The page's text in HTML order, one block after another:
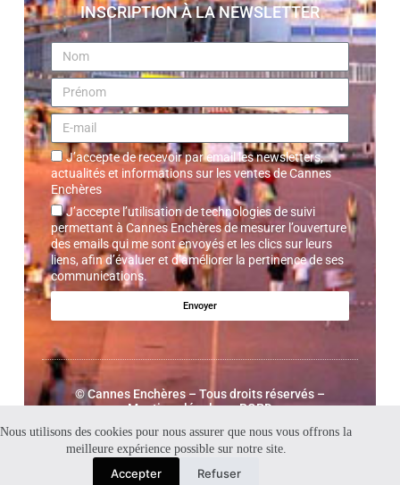
Nous utilisons des cookies pour nous assurer que nous vous offrons la
meilleure expérience possible sur notre site.
Accepter Refuser
INSCRIPTION À LA NEWSLETTER
J’accepte de recevoir par email les newsletters,
actualités et informations sur les ventes de Cannes
Enchères
J’accepte l’utilisation de technologies de suivi
permettant à Cannes Enchères de mesurer l’ouverture
des emails qui me sont envoyés et les clics sur leurs
liens, afin d’évaluer et d’améliorer la pertinence de ses
communications.
Envoyer
©Cannes Enchères– Tous droits réservés –
Mentions légales – RGPD